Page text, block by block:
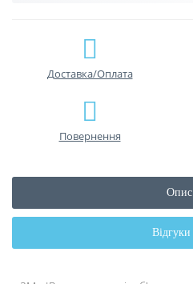
Доставка/Оплата
Повернення
Опис